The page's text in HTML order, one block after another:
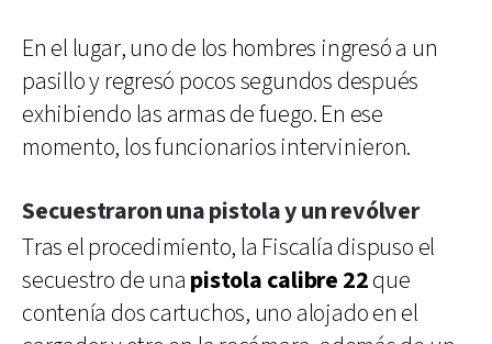
En el lugar, uno de los hombres ingresó a un
pasillo y regresó pocos segundos después
exhibiendo las armas de fuego. En ese
momento, los funcionarios intervinieron.
Secuestraron una pistola y un revólver
Tras el procedimiento, la Fiscalía dispuso el
secuestro de una pistola calibre 22que
contenía dos cartuchos, uno alojado en el